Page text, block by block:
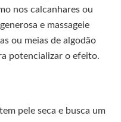
nos calcanhares ou
e massageie
ou meias de algodão
potencializar o efeito.
pele seca e busca um